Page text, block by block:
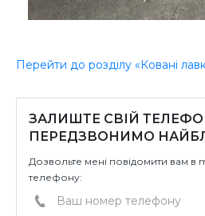
Перейти до розділу «Ковані
ЗАЛИШТЕ СВІЙ
ПЕРЕДЗВОНИМО
Дозвольте мені повідомити вам в
телефону: